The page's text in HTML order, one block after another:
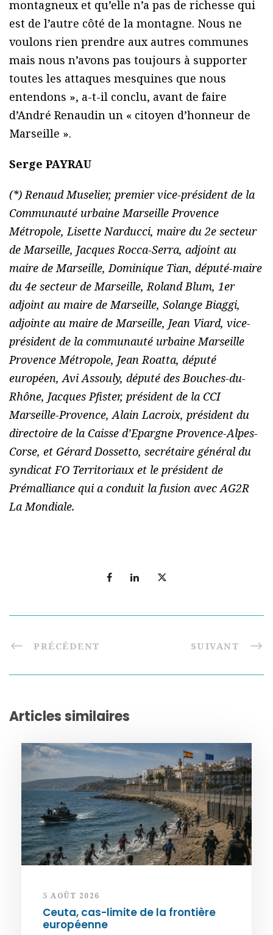
montagneux et qu’elle n’a pas de richesse qui
est de l’autre côté de la montagne. Nous ne
voulons rien prendre aux autres communes
mais nous n’avons pas toujours à supporter
toutes les attaques mesquines que nous
entendons », a-t-il conclu, avant de faire
d’André Renaudin un « citoyen d’honneur de
Marseille ».
Serge PAYRAU
(*) Renaud Muselier, premier vice-président de la
Communauté urbaine Marseille Provence
Métropole, Lisette Narducci, maire du 2e secteur
de Marseille, Jacques Rocca-Serra, adjoint au
maire de Marseille, Dominique Tian, député-maire
du 4e secteur de Marseille, Roland Blum, 1er
adjoint au maire de Marseille, Solange Biaggi,
adjointe au maire de Marseille, Jean Viard, vice-
président de la communauté urbaine Marseille
Provence Métropole, Jean Roatta, député
européen, Avi Assouly, député des Bouches-du-
Rhône, Jacques Pfister, président de la CCI
Marseille-Provence, Alain Lacroix, président du
directoire de la Caisse d’Epargne Provence-Alpes-
Corse, et Gérard Dossetto, secrétaire général du
syndicat FO Territoriaux et le président de
Prémalliance qui a conduit la fusion avec AG2R
La Mondiale.
PRÉCÉDENT SUIVANT
Articles similaires
5 AOÛT 2026
Ceuta, cas-limite de la frontière
européenne